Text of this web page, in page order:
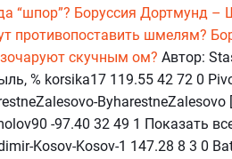
“шпор”? Боруссия Дортмунд –
противопоставить шмелям?
скучным ом? Автор:
% korsika17 119.55 42 72 0
-97.40 32 49 1 Показать
Kosov-Kosov-1 147.28 8 3 0